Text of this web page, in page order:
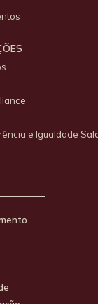
e Igualdade